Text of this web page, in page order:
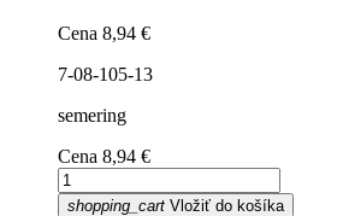
Cena 8,94 €
7-08-105-13
semering
Cena 8,94 €
shopping_cart Vložiť do košíka